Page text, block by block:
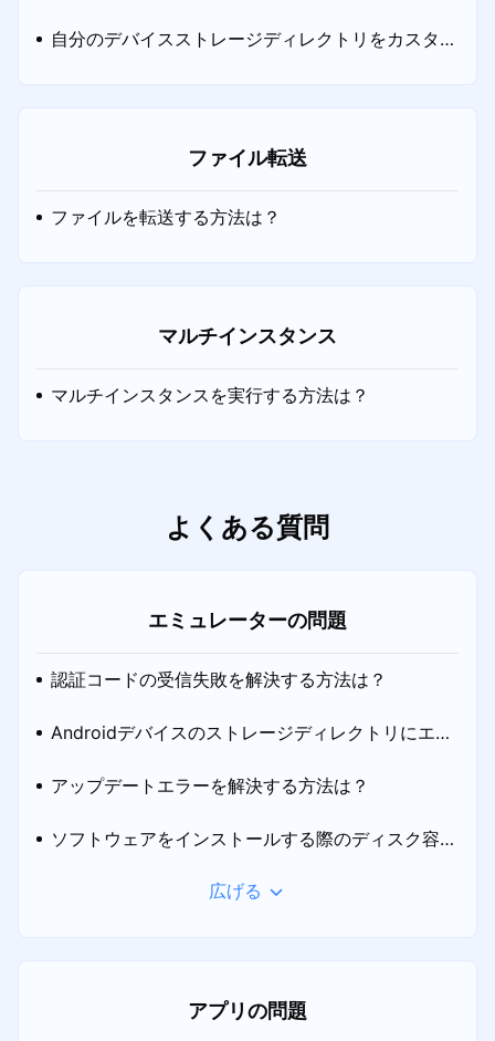
自分のデバイスストレージディレクトリをカスタマ
ファイル転送
ファイルを転送する方法は？
マルチインスタンス
マルチインスタンスを実行する方法は？
よくある質問
エミュレーターの問題
広げる
認証コードの受信失敗を解決する方法は？
Androidデバイスのストレージディレクトリにエラ
ーが発生した場合の対処方法
アップデートエラーを解決する方法は？
ソフトウェアをインストールする際のディスク容量
アプリの問題